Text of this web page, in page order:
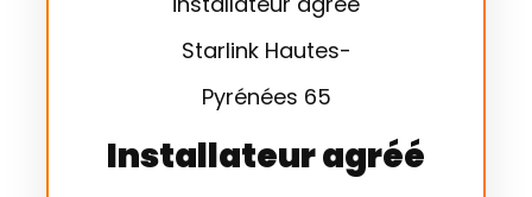
Installateur agréé